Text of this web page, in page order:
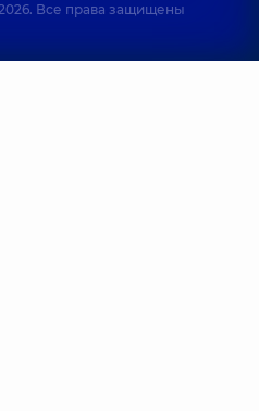
Все права защищены